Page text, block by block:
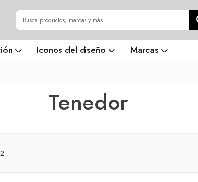
Iconos del diseño Marcas
Tenedor